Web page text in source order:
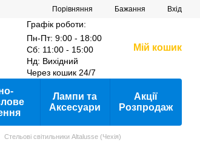
Порівняння Бажання Вхід
Графік роботи:
Пн-Пт: 9:00 - 18:00
Сб: 11:00 - 15:00
Нд: Вихідний
Через кошик 24/7
Мій кошик
Лампи та
Аксесуари
Акції
Розпродаж
Стельові світильники Altalusse (Чехія)